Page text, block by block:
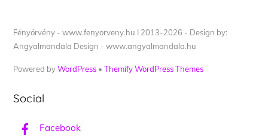
Fényörvény - www.fenyorveny.hu I 2013-2026 - Design by:
Angyalmandala Design - www.angyalmandala.hu
Powered byWordPress •Themify WordPress Themes
Social
Facebook